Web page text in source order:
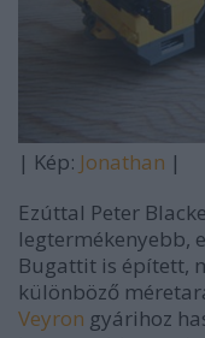
| Kép: Jonathan |
Ezúttal Peter
legtermékenyebb,
Bugattit is épített,
különböző
Veyron gyárihoz